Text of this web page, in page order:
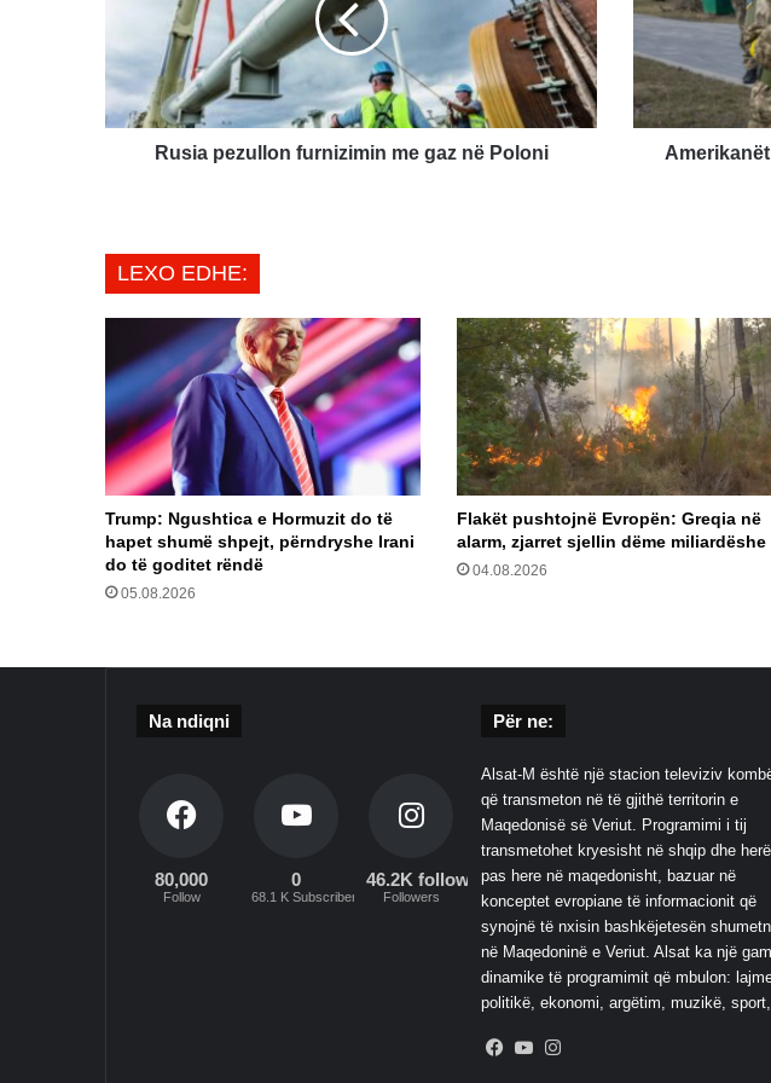
në
Poloni
Rusia pezullon furnizimin me gaz në Poloni
bashkohen
luftës
Ukrainë
LEXO EDHE:
Trump: Ngushtica e Hormuzit do të
hapet shumë shpejt, përndryshe Irani
do të goditet rëndë
05.08.2026
Flakët pushtojnë Evropën: Greqia në
alarm, zjarret sjellin dëme miliardëshe
04.08.2026
Na ndiqni
80,000
Follow
0
68.1 K Subscribers
46.2K followers
Followers
Për ne:
Alsat-M është një stacion televiziv
që transmeton në të gjithë territorin e
Maqedonisë së Veriut. Programimi i tij
transmetohet kryesisht në shqip dhe herë
pas here në maqedonisht, bazuar në
konceptet evropiane të informacionit që
synojnë të nxisin bashkëjetesën
në Maqedoninë e Veriut. Alsat ka një
dinamike të programimit që mbulon:
politikë, ekonomi, argëtim, muzikë,
Facebook
YouTube